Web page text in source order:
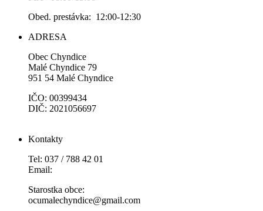
Obed. prestávka: 12:00-12:30
ADRESA
Obec Chyndice
Malé Chyndice 79
951 54 Malé Chyndice
IČO: 00399434
DIČ: 2021056697
Kontakty
Tel: 037 / 788 42 01
Email:
Starostka obce:
ocumalechyndice@gmail.com